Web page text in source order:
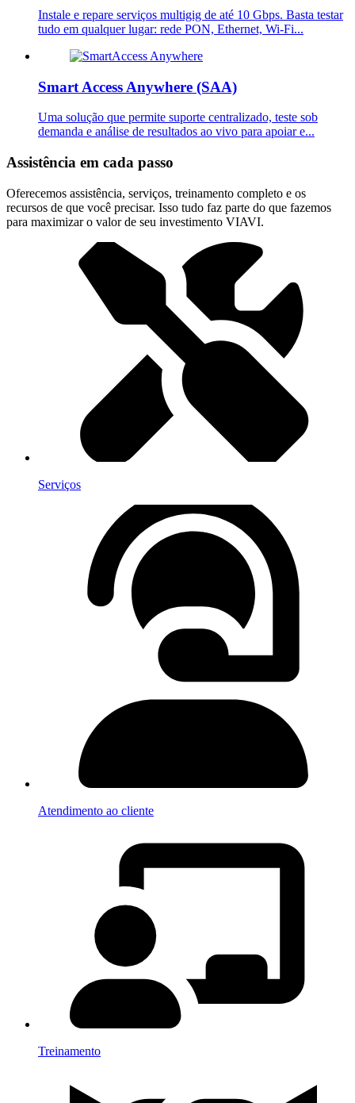
Instale e repare serviços multigig de até 10 Gbps. Basta testar
tudo em qualquer lugar: rede PON, Ethernet, Wi-Fi...
Smart Access Anywhere (SAA)
Uma solução que permite suporte centralizado, teste sob
demanda e análise de resultados ao vivo para apoiar e...
Assistência em cada passo
Oferecemos assistência, serviços, treinamento completo e os
recursos de que você precisar. Isso tudo faz parte do que fazemos
para maximizar o valor de seu investimento VIAVI.
Serviços
Atendimento ao cliente
Treinamento